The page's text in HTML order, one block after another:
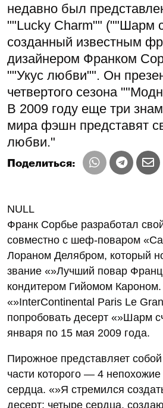
недавно был
""Lucky Charm"" (""Шарм
созданный известным
дизайнером Франком
""Укус любви"". Он
четвертого сезона
В 2009 году еще три
мира фэшн представят
любви."
Поделиться:
NULL
Франк Сорбье разработал
совместно с шеф-поваром
Лораном Делябром, который
звание «»Лучший повар
кондитером Гийомом Кароном.
«»InterContinental Paris Le
попробовать десерт «»Шарм
января по 15 мая 2009 года.
Пирожное представляет
части которого — 4 непохожие
сердца. «»Я стремился
десерт: четыре сердца,